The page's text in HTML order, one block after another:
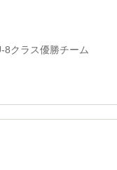
ス優勝